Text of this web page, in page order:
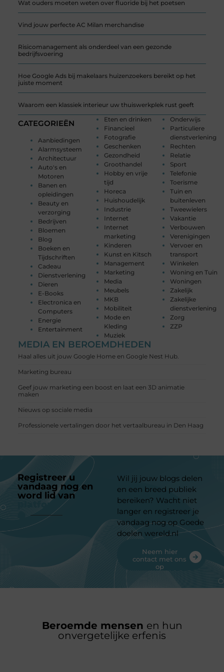
Wat ouders moeten weten over fluoride bij het poetsen
Vind jouw perfecte AC Milan merchandise
Risicomanagement als onderdeel van een gezonde
bedrijfsvoering
Hoe Google Ads bij makelaars huizenzoekers bereikt op het
juiste moment
Waarom een klassiek interieur uw thuiswerkplek rust geeft
CATEGORIEËN
Aanbiedingen
Alarmsysteem
Architectuur
Auto's en
Motoren
Banen en
opleidingen
Beauty en
verzorging
Bedrijven
Bloemen
Blog
Boeken en
Tijdschriften
Cadeau
Dienstverlening
Dieren
E-Books
Electronica en
Computers
Energie
Entertainment
Eten en drinken
Financieel
Fotografie
Geschenken
Gezondheid
Groothandel
Hobby en vrije
tijd
Horeca
Huishoudelijk
Industrie
Internet
Internet
marketing
Kinderen
Kunst en Kitsch
Management
Marketing
Media
Meubels
MKB
Mobiliteit
Mode en
Kleding
Muziek
Onderwijs
Particuliere
dienstverlening
Rechten
Relatie
Sport
Telefonie
Toerisme
Tuin en
buitenleven
Tweewielers
Vakantie
Verbouwen
Verenigingen
Vervoer en
transport
Winkelen
Woning en Tuin
Woningen
Zakelijk
Zakelijke
dienstverlening
Zorg
ZZP
MEDIA EN BEROEMDHEDEN
Haal alles uit jouw Google Home en Google Nest Hub.
Marketing bureau
Geef jouw marketing een boost en laat een 3D animatie
maken
Nieuws op sociale media
Professionele vertalingen door het vertaalbureau in Den Haag
Registreer u
vandaag nog en
word lid van
platform
Wil jij jouw blogs delen
en een breed publiek
bereiken? Wacht niet
langer en registreer je
vandaag nog op Goede
doelen wereld.nl
Neem hier
contact met ons
op
Beroemde mensen en hun
onvergetelijke erfenis